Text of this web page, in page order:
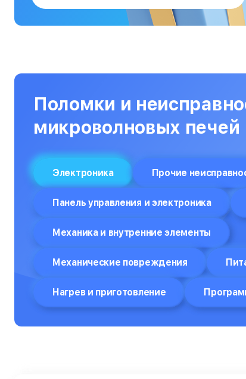
Морозильные камеры
Оптические прицелы
Компьютеры
Пароварки
Планшеты
Плоттеры
Принтеры
Поломки и
микроволновых печей
Электроника Прочие
Панель управления и электроника
Механика и внутренние элементы
Механические повреждения
Нагрев и приготовление